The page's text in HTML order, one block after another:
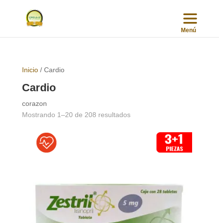
Inicio/ Cardio
Cardio
corazon
Mostrando 1–20 de 208 resultadosSorted
popularity